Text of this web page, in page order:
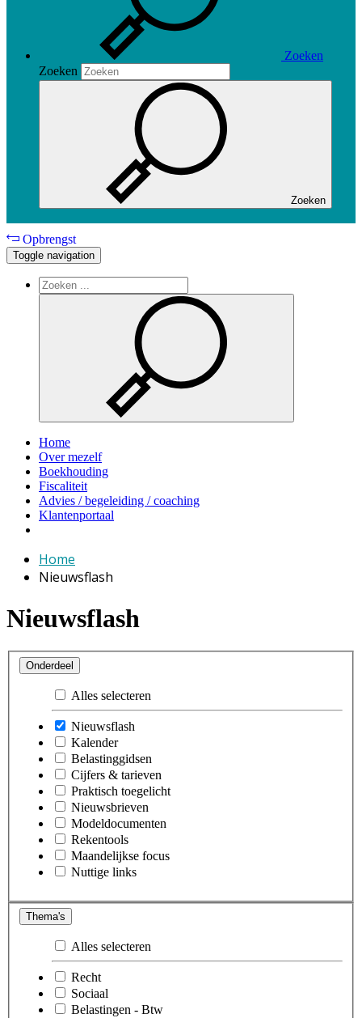
Zoeken
Zoeken
Zoeken
Opbrengst
Toggle navigation
Home
Over mezelf
Boekhouding
Fiscaliteit
Advies / begeleiding / coaching
Klantenportaal
Home
Nieuwsflash
Nieuwsflash
Onderdeel
Alles selecteren
Nieuwsflash
Kalender
Belastinggidsen
Cijfers & tarieven
Praktisch toegelicht
Nieuwsbrieven
Modeldocumenten
Rekentools
Maandelijkse focus
Nuttige links
Thema's
Alles selecteren
Recht
Sociaal
Belastingen - Btw